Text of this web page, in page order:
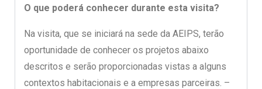
O que poderá conhecer durante esta visita?
Na visita, que se iniciará na sede da AEIPS, terão
oportunidade de conhecer os projetos abaixo
descritos e serão proporcionadas vistas a alguns
contextos habitacionais e a empresas parceiras. –